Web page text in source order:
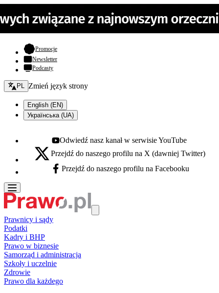
Promocje- otwiera się w nowej karcie
Newsletter
Podcasty
Zmień język - bieżący:
PL Zmień język strony
English (EN)
Українська (UA)
Youtube - otwiera się w nowej karcie
Odwiedź nasz kanał w serwisie YouTube
X - otwiera się w nowej karcie
Przejdź do naszego profilu na X (dawniej Twitter)
Facebook - otwiera się w nowej karcie
Przejdź do naszego profilu na Facebooku
Prawnicy i sądy
Podatki
Kadry i BHP
Prawo w biznesie
Samorząd i administracja
Szkoły i uczelnie
Zdrowie
Prawo dla każdego